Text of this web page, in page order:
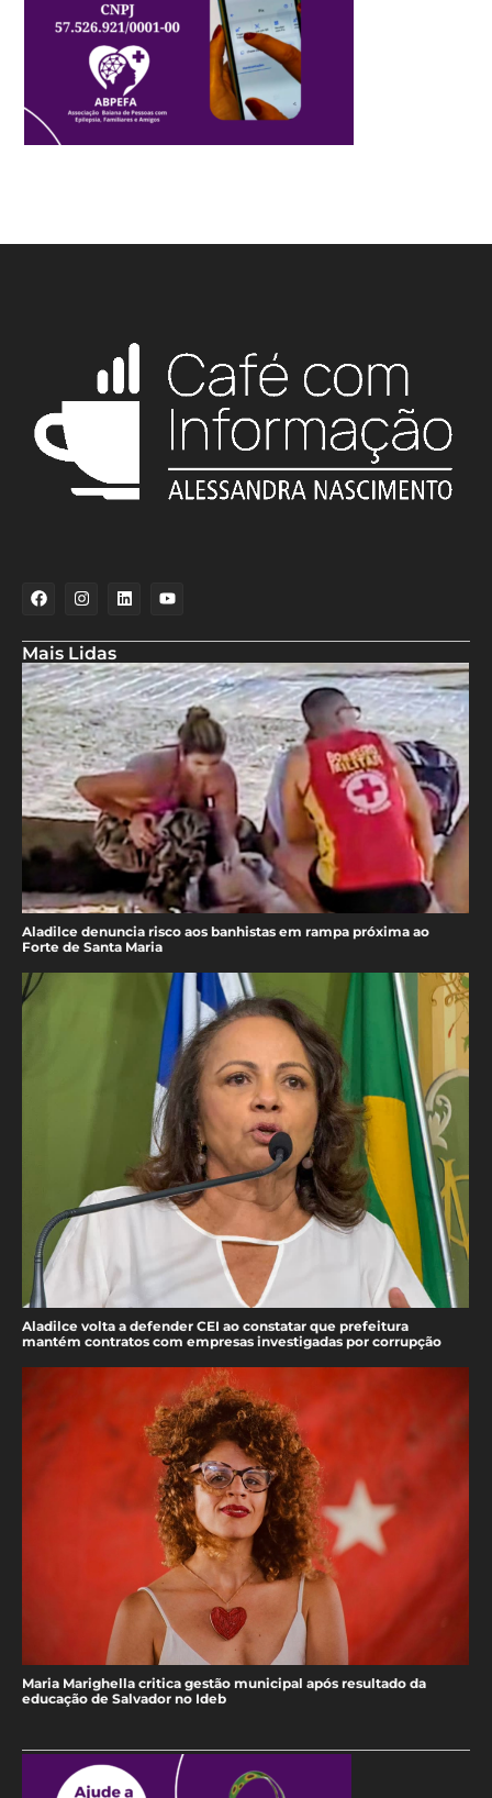
Mais Lidas
Aladilce denuncia risco aos banhistas em rampa próxima ao
Forte de Santa Maria
Aladilce volta a defender CEI ao constatar que prefeitura
mantém contratos com empresas investigadas por corrupção
Maria Marighella critica gestão municipal após resultado da
educação de Salvador no Ideb